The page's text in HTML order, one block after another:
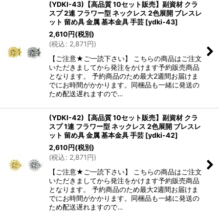
(YDKI-43)【高品質 10セット販売】副資材 クラ
スプ 2連 フラワー型 ネックレス 2色展開 ブレスレ
ット 留め具 金属 基本金具 手芸 [ydki-43]
2,610円(税別)
(税込: 2,871円)
【ご注意★ご一読下さい】 こちらの商品はご注文
いただきましてから発注をかけます予約販売商品
となります。 予約商品のため最大2週間お届けま
でにお時間がかかります。同梱品も一緒に発送の
ため配送遅れますので…
(YDKI-42)【高品質 10セット販売】副資材 クラ
スプ 1連 フラワー型 ネックレス 2色展開 ブレスレ
ット 留め具 金属 基本金具 手芸 [ydki-42]
2,610円(税別)
(税込: 2,871円)
【ご注意★ご一読下さい】 こちらの商品はご注文
いただきましてから発注をかけます予約販売商品
となります。 予約商品のため最大2週間お届けま
でにお時間がかかります。同梱品も一緒に発送の
ため配送遅れますので…